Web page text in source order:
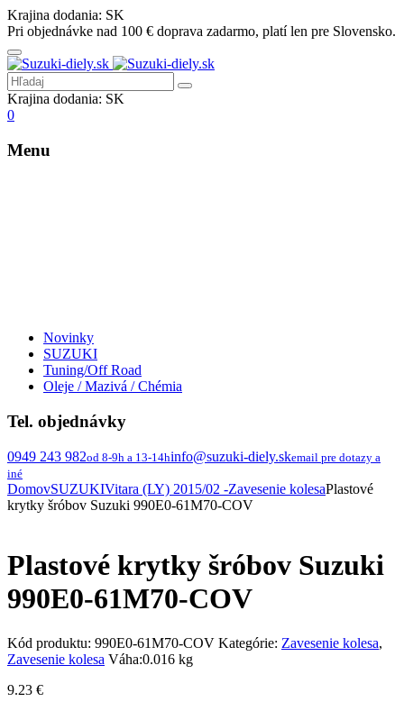
Krajina dodania: SK
Pri objednávke nad 100 € doprava zadarmo, platí len pre Slovensko.
Krajina dodania: SK
0
Menu
Novinky
SUZUKI
Tuning/Off Road
Oleje / Mazivá / Chémia
Tel. objednávky
0949 243 982od 8-9h a 13-14hinfo@suzuki-diely.skemail pre dotazy a
iné
DomovSUZUKIVitara (LY) 2015/02 -Zavesenie kolesaPlastové
krytky šróbov Suzuki 990E0-61M70-COV
Plastové krytky šróbov Suzuki
990E0-61M70-COV
Kód produktu: 990E0-61M70-COV Kategórie: Zavesenie kolesa,
Zavesenie kolesa Váha:0.016 kg
9.23 €